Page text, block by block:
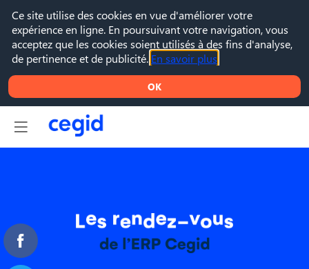
Ce site utilise des cookies en vue d'améliorer votre
expérience en ligne. En poursuivant votre navigation, vous
acceptez que les cookies soient utilisés à des fins d'analyse,
de pertinence et de publicité. En savoir plus
OK